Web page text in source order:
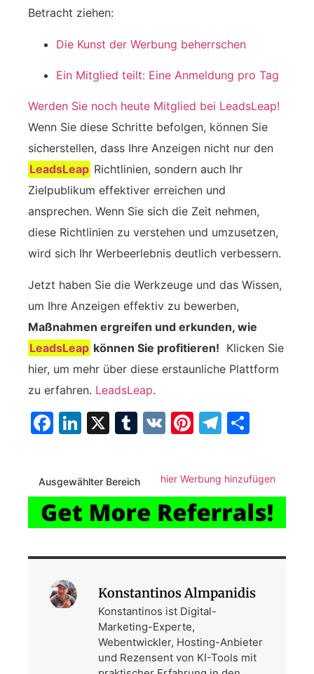
Betracht ziehen:
Die Kunst der Werbung beherrschen
Ein Mitglied teilt: Eine Anmeldung pro Tag
Werden Sie noch heute Mitglied bei LeadsLeap!
Wenn Sie diese Schritte befolgen, können Sie
sicherstellen, dass Ihre Anzeigen nicht nur den
LeadsLeap Richtlinien, sondern auch Ihr
Zielpublikum effektiver erreichen und
ansprechen. Wenn Sie sich die Zeit nehmen,
diese Richtlinien zu verstehen und umzusetzen,
wird sich Ihr Werbeerlebnis deutlich verbessern.
Jetzt haben Sie die Werkzeuge und das Wissen,
um Ihre Anzeigen effektiv zu bewerben,
Maßnahmen ergreifen und erkunden, wie
LeadsLeap können Sie profitieren! ‍ Klicken Sie
hier, um mehr über diese erstaunliche Plattform
zu erfahren. LeadsLeap.
Facebook
LinkedIn
X Tumblr
VK Pinterest
Ausgewählter Bereich hier Werbung hinzufügen
Konstantinos Almpanidis
Konstantinos ist Digital-
Marketing-Experte,
Webentwickler, Hosting-Anbieter
und Rezensent von KI-Tools mit